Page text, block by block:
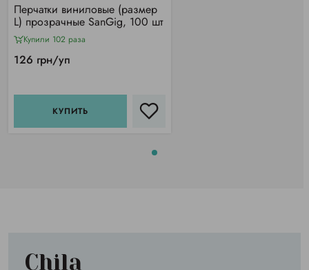
Перчатки виниловые (размер
L) прозрачные SanGig, 100 шт
Купили 102 раза
126 грн/уп
КУПИТЬ
Chila